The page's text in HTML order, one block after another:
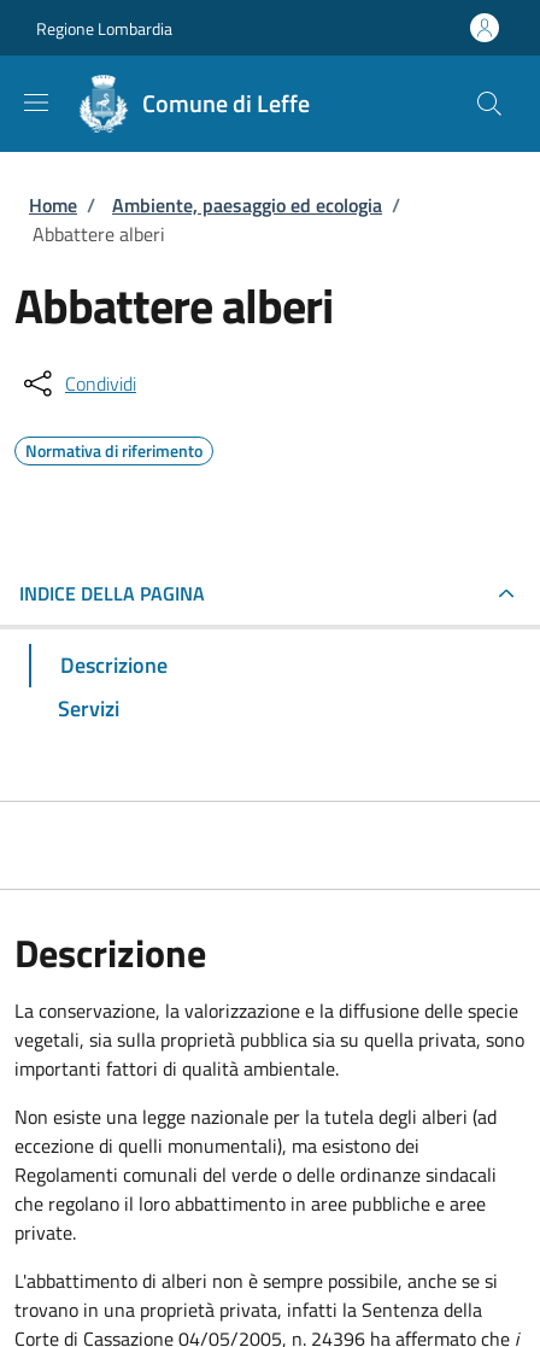
Regione Lombardia
Comune di Leffe
Briciole di pane
Home / Ambiente, paesaggio ed ecologia /
Abbattere alberi
Abbattere alberi
Condividi
Normativa di riferimento
INDICE DELLA PAGINA
Descrizione
Servizi
Descrizione
La conservazione, la valorizzazione e la diffusione delle specie
vegetali, sia sulla proprietà pubblica sia su quella privata, sono
importanti fattori di qualità ambientale.
Non esiste una legge nazionale per la tutela degli alberi (ad
eccezione di quelli monumentali), ma esistono dei
Regolamenti comunali del verde o delle ordinanze sindacali
che regolano il loro abbattimento in aree pubbliche e aree
private.
L'abbattimento di alberi non è sempre possibile, anche se si
trovano in una proprietà privata, infatti la Sentenza della
Corte di Cassazione 04/05/2005, n. 24396 ha affermato che i